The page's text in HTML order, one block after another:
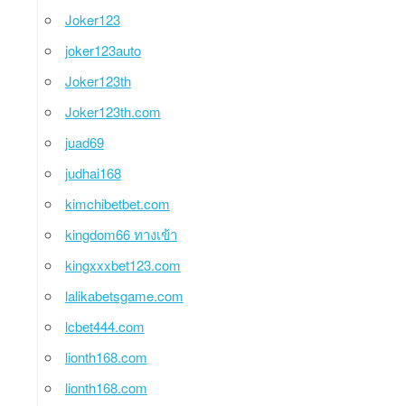
Joker123
joker123auto
Joker123th
Joker123th.com
juad69
judhai168
kimchibetbet.com
kingdom66 ทางเข้า
kingxxxbet123.com
lalikabetsgame.com
lcbet444.com
lionth168.com
lionth168.com